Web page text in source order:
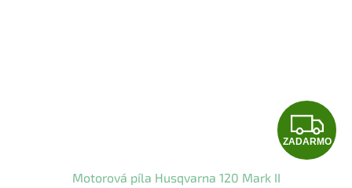
Z
A
ZADARMO
Motorová píla Husqvarna 120 Mark II